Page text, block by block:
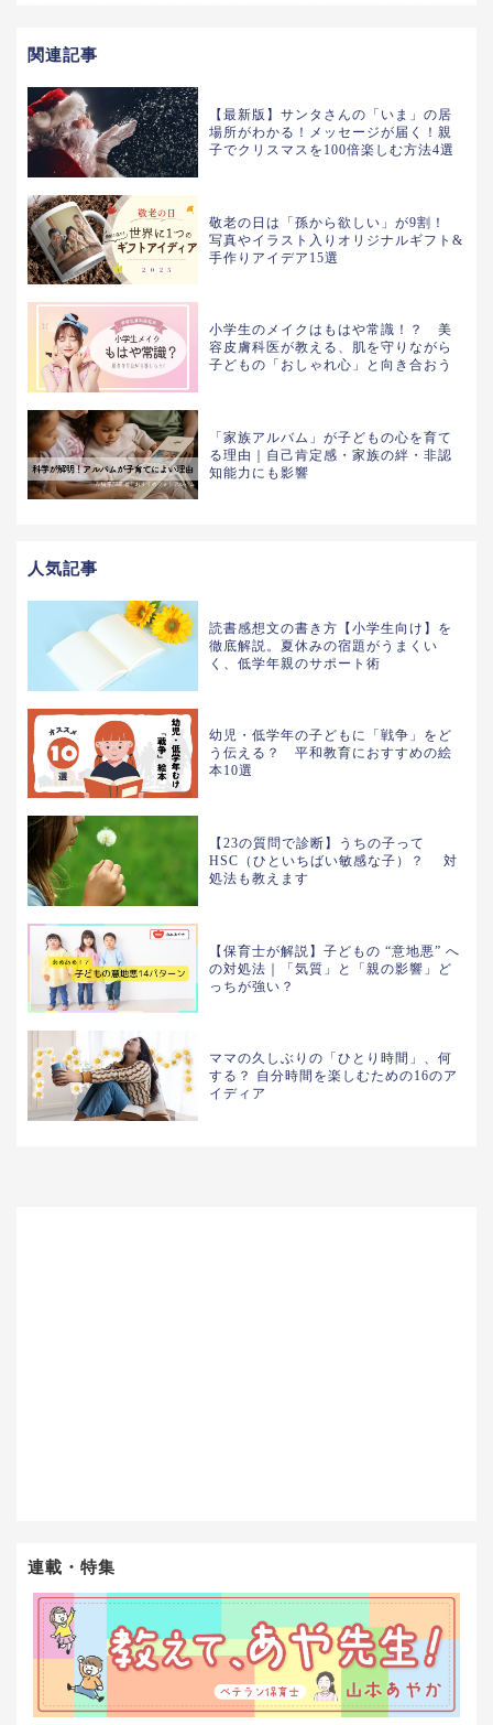
関連記事
【最新版】サンタさんの「いま」の居
場所がわかる！メッセージが届く！親
子でクリスマスを100倍楽しむ方法4選
敬老の日は「孫から欲しい」が9割！
写真やイラスト入りオリジナルギフト&
手作りアイデア15選
小学生のメイクはもはや常識！？ 美
容皮膚科医が教える、肌を守りながら
子どもの「おしゃれ心」と向き合おう
「家族アルバム」が子どもの心を育て
る理由｜自己肯定感・家族の絆・非認
知能力にも影響
人気記事
読書感想文の書き方【小学生向け】を
徹底解説。夏休みの宿題がうまくい
く、低学年親のサポート術
幼児・低学年の子どもに「戦争」をど
う伝える？ 平和教育におすすめの絵
本10選
【23の質問で診断】うちの子って
HSC（ひといちばい敏感な子）？ 対
処法も教えます
【保育士が解説】子どもの “意地悪” へ
の対処法｜「気質」と「親の影響」ど
っちが強い？
ママの久しぶりの「ひとり時間」、何
する？ 自分時間を楽しむための16のア
イディア
連載・特集